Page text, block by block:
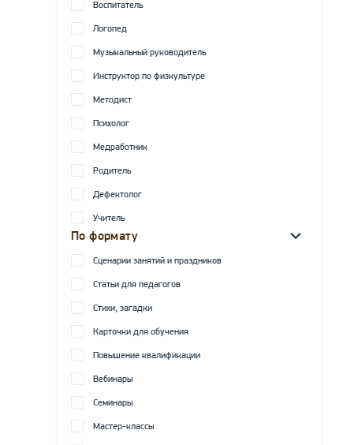
Воспитатель
Логопед
Музыкальный руководитель
Инструктор по физкультуре
Методист
Психолог
Медработник
Родитель
Дефектолог
Учитель
По формату
Сценарии занятий и праздников
Статьи для педагогов
Стихи, загадки
Карточки для обучения
Повышение квалификации
Вебинары
Семинары
Мастер-классы